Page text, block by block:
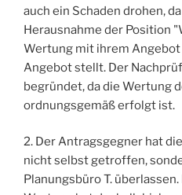
auch ein Schaden drohen,
Herausnahme der Position
Wertung mit ihrem
Angebot stellt. Der
begründet, da die Wertung
ordnungsgemäß erfolgt ist.
2. Der Antragsgegner hat
nicht selbst getroffen,
Planungsbüro T.